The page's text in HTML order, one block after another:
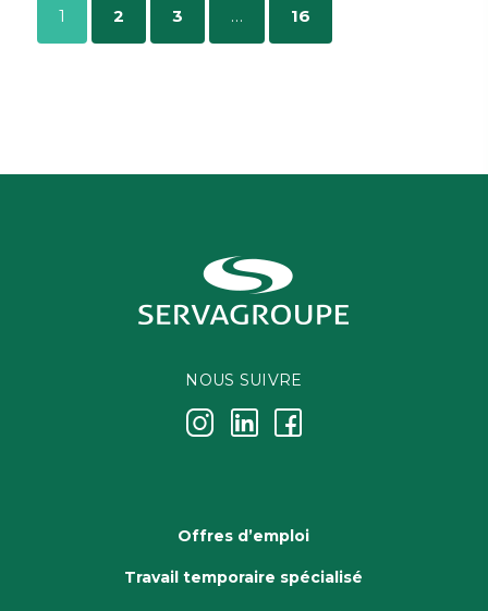
1 2 3 … 16
NOUS SUIVRE
j k i
Offres d’emploi
Travail temporaire spécialisé